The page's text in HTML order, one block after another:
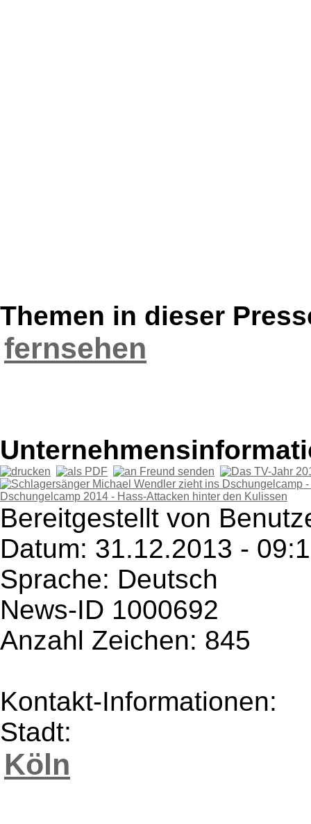
Themen in dieser
fernsehen
Bereitgestellt von
Datum: 31.12.2013 -
Sprache: Deutsch
News-ID 1000692
Anzahl Zeichen: 845
Kontakt-Informationen:
Stadt:
Köln